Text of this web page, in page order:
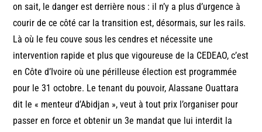
on sait, le danger est derrière nous : il n’y a plus d’urgence à
courir de ce côté car la transition est, désormais, sur les rails.
Là où le feu couve sous les cendres et nécessite une
intervention rapide et plus que vigoureuse de la CEDEAO, c’est
en Côte d’Ivoire où une périlleuse élection est programmée
pour le 31 octobre. Le tenant du pouvoir, Alassane Ouattara
dit le « menteur d’Abidjan », veut à tout prix l’organiser pour
passer en force et obtenir un 3e mandat que lui interdit la